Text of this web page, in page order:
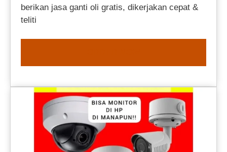
berikan jasa ganti oli gratis, dikerjakan cepat &
teliti